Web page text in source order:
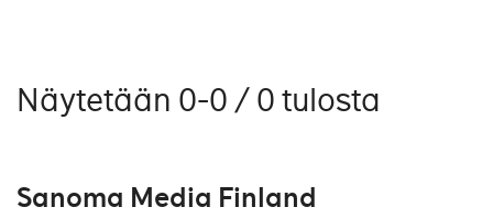
Näytetään 0-0 / 0 tulosta
Sanoma Media Finland